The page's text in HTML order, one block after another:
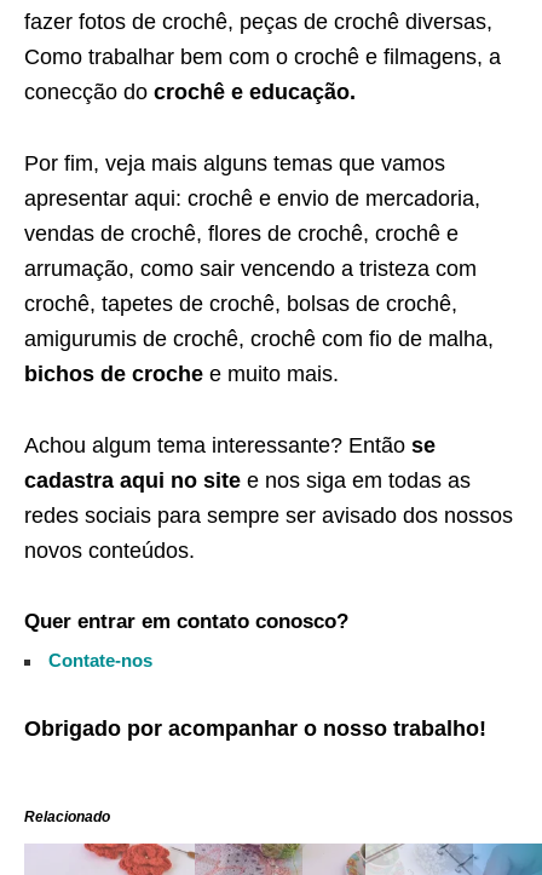
fazer fotos de crochê, peças de crochê diversas,
Como trabalhar bem com o crochê e filmagens, a
conecção do crochê e educação.
Por fim, veja mais alguns temas que vamos
apresentar aqui: crochê e envio de mercadoria,
vendas de crochê, flores de crochê, crochê e
arrumação, como sair vencendo a tristeza com
crochê, tapetes de crochê, bolsas de crochê,
amigurumis de crochê, crochê com fio de malha,
bichos de croche e muito mais.
Achou algum tema interessante? Então se
cadastra aqui no site e nos siga em todas as
redes sociais para sempre ser avisado dos nossos
novos conteúdos.
Quer entrar em contato conosco?
Contate-nos
Obrigado por acompanhar o nosso trabalho!
Relacionado